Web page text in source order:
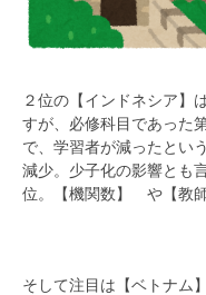
２位の【インドネシア】
すが、必修科目であった
で、学習者が減ったとい
減少。少子化の影響とも
位。【機関数】 や【教師
そして注目は【ベトナム